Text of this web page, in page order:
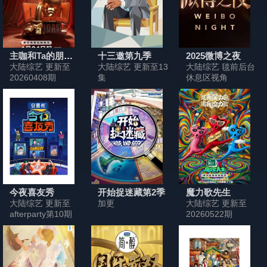
主咖和Ta的朋友们
大陆综艺 更新至
20260408期
十三邀第九季
大陆综艺 更新至13
集
2025微博之夜
大陆综艺 毯前后台
休息区视角
今夜喜友秀
大陆综艺 更新至
afterparty第10期
开始捉迷藏第2季
加更
魔力歌先生
大陆综艺 更新至
20260522期